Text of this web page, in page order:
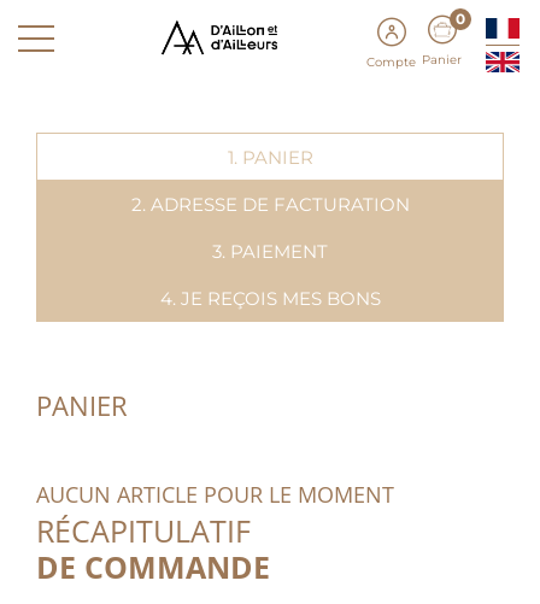
Compte
0
Panier
1. PANIER
2. ADRESSE DE FACTURATION
3. PAIEMENT
4. JE REÇOIS MES BONS
PANIER
AUCUN ARTICLE POUR LE MOMENT
RÉCAPITULATIF
DE COMMANDE